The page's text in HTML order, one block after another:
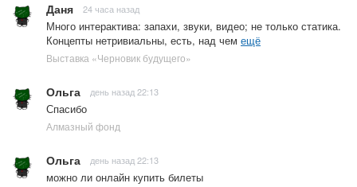
Даня 24 часа назад
Много интерактива: запахи, звуки, видео; не только статика.
Концепты нетривиальны, есть, над чем ещё
Выставка «Черновик будущего»
Ольга день назад 22:13
Спасибо
Алмазный фонд
Ольга день назад 22:13
можно ли онлайн купить билеты